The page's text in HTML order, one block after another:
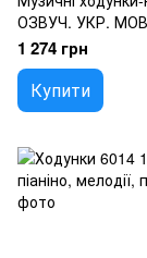
ОЗВУЧ. УКР.
пісні, мелодії,
1 274 грн
Купити